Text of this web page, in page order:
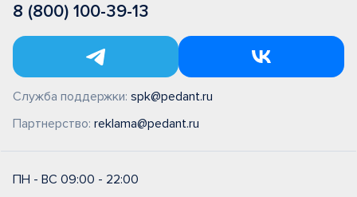
8 (800) 100-39-13
Служба поддержки: spk@pedant.ru
Партнерство: reklama@pedant.ru
ПН - ВС 09:00 - 22:00